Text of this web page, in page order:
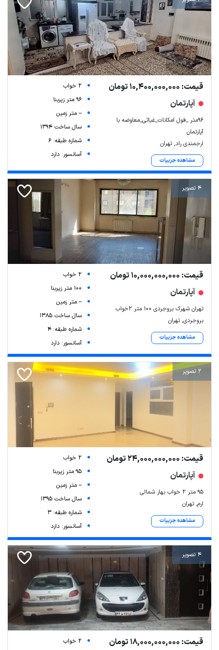
قیمت: 10,400,000,000 تومان
آپارتمان
96متر _فول امکانات_غیاثی_معاوضه با
آپارتمان
ارجمندی راد, تهران
مشاهده جزییات
2 خواب
96 متر زیربنا
-- متر زمین
سال ساخت 1394
شماره طبقه: 6
آسانسور: دارد
4 تصویر
قیمت: 10,000,000,000 تومان
آپارتمان
تهران شهرک بروجردی ۱۰۰ متر ۲خواب
بروجردی, تهران
مشاهده جزییات
2 خواب
100 متر زیربنا
-- متر زمین
سال ساخت 1385
شماره طبقه: 4
آسانسور: دارد
2 تصویر
قیمت: 24,000,000,000 تومان
آپارتمان
۹۵ متر ۲ خواب بهار شمالی
ارم, تهران
مشاهده جزییات
2 خواب
95 متر زیربنا
-- متر زمین
سال ساخت 1395
شماره طبقه: 3
آسانسور: دارد
4 تصویر
قیمت: 18,000,000,000 تومان
2 خواب